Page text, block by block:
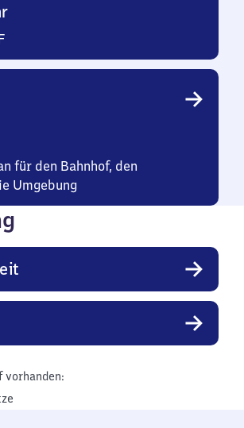
für den Bahnhof, den
Umgebung
vorhanden: